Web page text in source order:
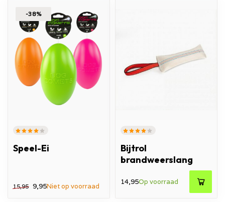
-38%
Speel-Ei
15,95 9,95Niet op voorraad
Bijtrol
brandweerslang
14,95Op voorraad